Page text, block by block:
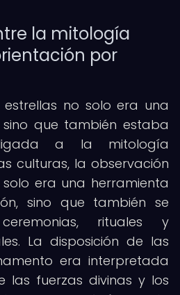
la mitología
por
no solo era una
que también estaba
ligada a la mitología
culturas, la observación
era una herramienta
sino que también se
rituales y
La disposición de las
era interpretada
las fuerzas divinas y los